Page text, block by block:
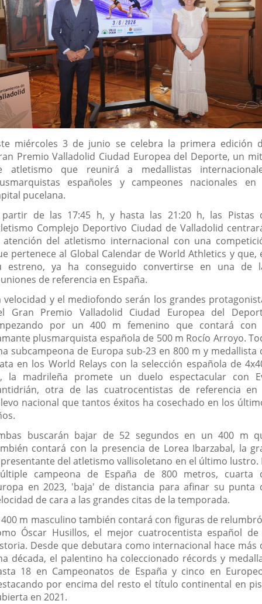
miércoles 3 de junio se celebra la primera edición
Premio Valladolid Ciudad Europea del Deporte, un
atletismo que reunirá a medallistas
españoles y campeones nacionales en
pucelana.
de las 17:45 h, y hasta las 21:20 h, las Pistas
Complejo Deportivo Ciudad de Valladolid
atención del atletismo internacional con una
pertenece al Global Calendar de World Athletics y que,
estreno, ya ha conseguido convertirse en una de
de referencia en España.
velocidad y el mediofondo serán los grandes
Gran Premio Valladolid Ciudad Europea del
por un 400 m femenino que contará con
plusmarquista española de 500 m Rocío Arroyo.
subcampeona de Europa sub-23 en 800 m y medallista
en los World Relays con la selección española de
la madrileña promete un duelo espectacular con
otra de las cuatrocentistas de referencia en
nacional que tantos éxitos ha cosechado en los
buscarán bajar de 52 segundos en un 400 m
contará con la presencia de Lorea Ibarzabal, la
del atletismo vallisoletano en el último lustro.
campeona de España de 800 metros, cuarta
en 2023, 'baja' de distancia para afinar su punta
de cara a las grandes citas de la temporada.
400 m masculino también contará con figuras de
Óscar Husillos, el mejor cuatrocentista español de
Desde que debutara como internacional hace más
década, el palentino ha coleccionado récords y
18 en Campeonatos de España y cinco en
por encima del resto el título continental en
en 2021.